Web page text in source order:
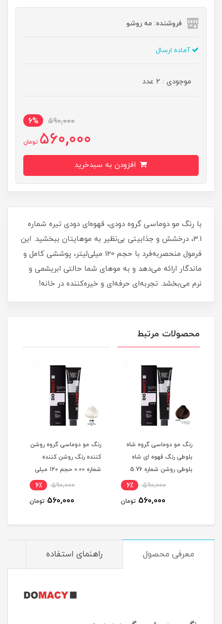
فروشنده: مه رو‌شو
آماده ارسال
موجودی : 2 عدد
590,000
6%
560,000 تومان
با رنگ مو دوماسی گروه دودی، قهوه‌ای دودی تیره شماره
3.1، درخشش و جذابیتی بی‌نظیر به موهایتان ببخشید. این
فرمول منحصر‌به‌فرد با حجم 120 میلی‌لیتر، پوششی کامل و
ماندگار ارائه می‌دهد و به موهای شما حالتی ابریشمی و
نرم می‌بخشد. تجربه‌ای حرفه‌ای و خیره‌کننده در خانه!
محصولات مرتبط
رنگ مو دوماسی گروه شاه
بلوطی رنگ قهوه ای شاه
بلوطی روشن شماره 5.76
590,000 6٪
560,000 تومان
رنگ مو دوماسی گروه روشن
کننده رنگ روشن کننده
شماره 0.00 حجم 120 میلی
590,000 6٪
560,000 تومان
معرفی محصول راهنمای استفاده